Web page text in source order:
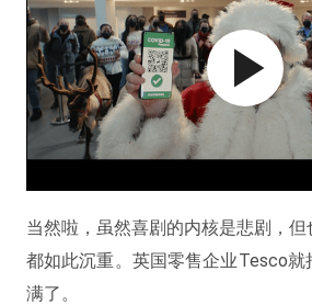
当然啦，虽然喜剧的内核是悲剧，
都如此沉重。英国零售企业Tesco就
满了。